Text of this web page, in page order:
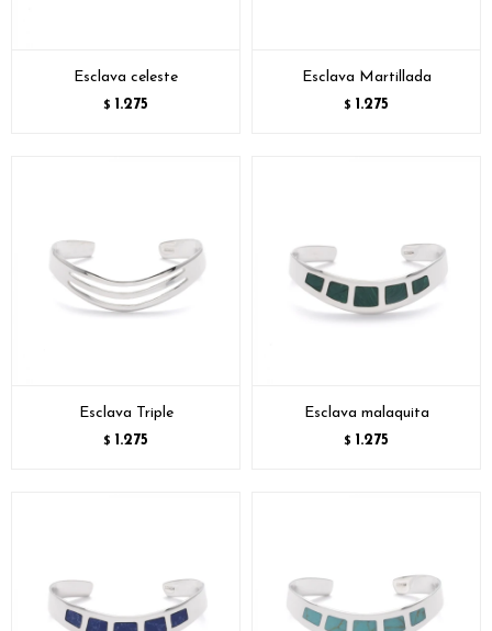
Esclava celeste
$ 1.275
Esclava Martillada
$ 1.275
Esclava Triple
$ 1.275
Esclava malaquita
$ 1.275